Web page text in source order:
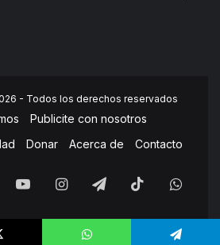
- Todos los derechos reservados
Publicite con nosotros
Donar Acerca de Contacto
YouTubeInstagramTelegramTikTok